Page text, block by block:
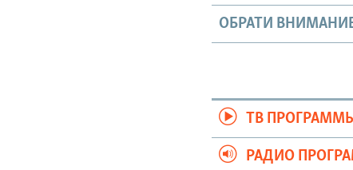
ОБРАТИ
ТВ ПРОГРАММЫ
РАДИО